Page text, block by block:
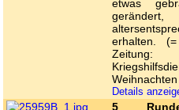
etwas
gerändert,
erhalten.
Zeitung:
Details
5